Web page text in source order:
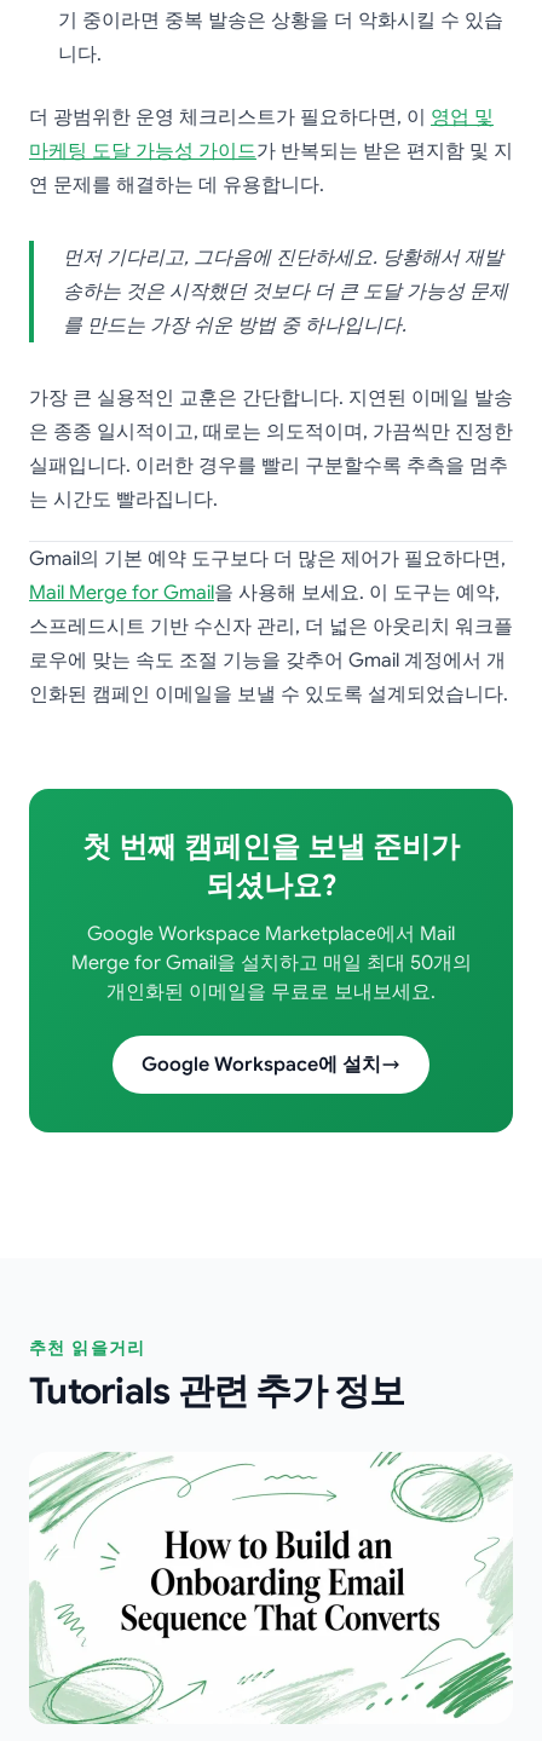
기 중이라면 중복 발송은 상황을 더 악화시킬 수 있습
니다.
더 광범위한 운영 체크리스트가 필요하다면, 이 영업 및
마케팅 도달 가능성 가이드가 반복되는 받은 편지함 및 지
연 문제를 해결하는 데 유용합니다.
먼저 기다리고, 그다음에 진단하세요. 당황해서 재발
송하는 것은 시작했던 것보다 더 큰 도달 가능성 문제
를 만드는 가장 쉬운 방법 중 하나입니다.
가장 큰 실용적인 교훈은 간단합니다. 지연된 이메일 발송
은 종종 일시적이고, 때로는 의도적이며, 가끔씩만 진정한
실패입니다. 이러한 경우를 빨리 구분할수록 추측을 멈추
는 시간도 빨라집니다.
Gmail의 기본 예약 도구보다 더 많은 제어가 필요하다면,
Mail Merge for Gmail을 사용해 보세요. 이 도구는 예약,
스프레드시트 기반 수신자 관리, 더 넓은 아웃리치 워크플
로우에 맞는 속도 조절 기능을 갖추어 Gmail 계정에서 개
인화된 캠페인 이메일을 보낼 수 있도록 설계되었습니다.
첫 번째 캠페인을 보낼 준비가
되셨나요?
Google Workspace Marketplace에서 Mail
Merge for Gmail을 설치하고 매일 최대 50개의
개인화된 이메일을 무료로 보내보세요.
Google Workspace에 설치
추천 읽을거리
Tutorials 관련 추가 정보